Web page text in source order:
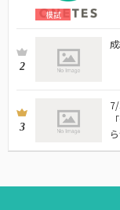
模試
2
3